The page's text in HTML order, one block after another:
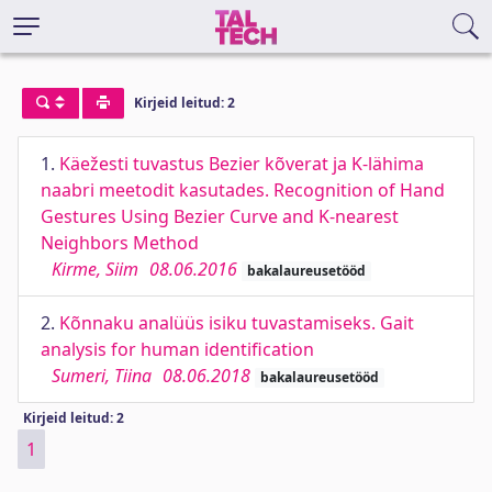
Kirjeid leitud: 2
1. Käežesti tuvastus Bezier kõverat ja K-lähima
naabri meetodit kasutades. Recognition of Hand
Gestures Using Bezier Curve and K-nearest
Neighbors Method
Kirme, Siim 08.06.2016 bakalaureusetööd
2. Kõnnaku analüüs isiku tuvastamiseks. Gait
analysis for human identification
Sumeri, Tiina 08.06.2018 bakalaureusetööd
Kirjeid leitud: 2
1